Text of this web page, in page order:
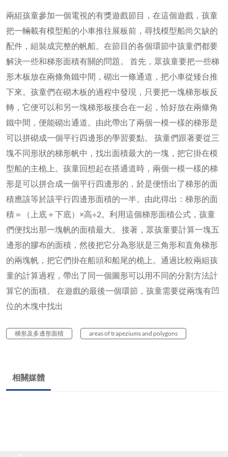
兩組孩童參加一個電視的有獎遊戲節目，在這個遊戲，孩童
把一輛載有模型船的小車推往展板前，尋找模型船尚欠缺的
配件，組裝成完整的帆船。在節目的各個環節中孩童們都要
解決一些和梯形面積有關的問題。 首先，眾孩童要把一些梯
形木板放在兩條角鐵中間，砌出一條通道，把小車從矮台推
下來。孩童們在砌木板的過程中發現，只要把一塊梯形板反
轉，它便可以和另一塊梯形板接合在一起，恰好放在兩條角
鐵中間，便能砌出通道。由此帶出了兩個一模一樣的梯形是
可以拼砌成一個平行四邊形的學習要點。 孩童們跟著要從三
塊不同形狀的梯形帆中，找出面積最大的一塊，把它掛在模
型船的主桅上。孩童回想起在搭通道時，兩個一模一樣的梯
形是可以拼合成一個平行四邊形的，於是便悟出了梯形的面
積應該等於該平行四邊形面積的一半。由此得出：梯形的面
積＝（上底＋下底）×高÷2。利用這個梯形面積公式，孩童
們便找出那一塊帆的面積最大。 接著，眾孩童要計算一塊五
邊形的膠布的面積，然後把它分為形狀是三角形和直角梯形
的兩塊帆，把它們掛在船頭和船尾的桅上。通過比較兩組孩
童的計算過程，帶出了同一個圖形可以用不同的分割方法計
算它的面積。 在遊戲的最後一個環節，孩童需要從兩塊有凹
位的木塊中找出
梯形及多邊形面積 areas of trapeziums and polygons
相關媒體